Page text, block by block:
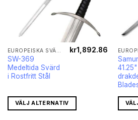
EUROPEISKA SVÄRD
SW-369
Medeltida Svärd
i Rostfritt Stål
kr1,892.86
VÄLJ ALTERNATIV